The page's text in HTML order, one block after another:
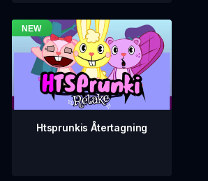
Htsprunkis Återtagning